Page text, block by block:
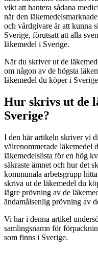
vikt att hantera sådana
när den
och vårdgivare är att kunna
Sverige, förutsatt att alla
läkemedel i Sverige.
När du skriver ut de
om någon av de högsta
läkemedel du köper i
Hur skrivs ut de
Sverige?
I den här artikeln skriver vi
välrenommerade läkemedel
läkemedelslista för en hög
säkraste ämnet och hur det
kommunala arbetsgrupp
skriva ut de läkemedel du
lägre prövning av de
ändamålsenlig prövning av
Vi har i denna artikel
samlingsnamn för
som finns i Sverige.